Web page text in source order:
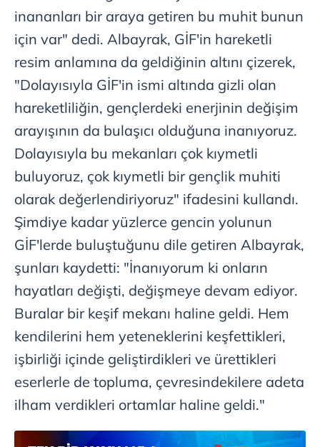
gösterilmeyecektir."
Sizlere daha iyi bir hizmet sunabilmek için İnternet
Sitemizde kendimize ve üçüncü kişilere ait çerezler
kullanılmaktadır. Bu çerezler vasıtasıyla çeşitli kişisel
verileriniz işlenmekte olup gerekli olan çerezler bilgi
toplumu hizmetlerinin sunulması amacıyla
kullanılmaktadır. Diğer çerezler, sitemizin daha işlevsel
kılınması ve kişiselleştirilmesi ve sizlere yönelik
reklam/pazarlama faaliyetlerinin yapılması, amaçlarıyla
sınırlı olarak açık rızanız dahilinde kullanılacaktır.
Çerezlere ilişkin tercihlerinizi aşağıda yer alan panel
vasıtasıyla belirleyebilirsiniz. Çerezlere ilişkin detaylı bilgi
için Ayarlar butonuna tıklayabilir,Çerez Bilgilendirme
Metnimiziziyaret edebilirsiniz.
6698 sayılı Kişisel Verilerin Korunması Kanunu uyarınca
hazırlanmış Aydınlatma Metnimizi okumak ve sitemizde
ilgili mevzuata uygun olarak kullanılan çerezlerle ilgili bilgi
almak için lütfen
tıklayınız
inananları bir araya getiren bu muhit bunun
için var" dedi. Albayrak, GİF'in hareketli
resim anlamına da geldiğinin altını çizerek,
"Dolayısıyla GİF'in ismi altında gizli olan
hareketliliğin, gençlerdeki enerjinin değişim
arayışının da bulaşıcı olduğuna inanıyoruz.
Dolayısıyla bu mekanları çok kıymetli
buluyoruz, çok kıymetli bir gençlik muhiti
olarak değerlendiriyoruz" ifadesini kullandı.
Şimdiye kadar yüzlerce gencin yolunun
GİF'lerde buluştuğunu dile getiren Albayrak,
şunları kaydetti: "İnanıyorum ki onların
hayatları değişti, değişmeye devam ediyor.
Buralar bir keşif mekanı haline geldi. Hem
kendilerini hem yeteneklerini keşfettikleri,
işbirliği içinde geliştirdikleri ve ürettikleri
eserlerle de topluma, çevresindekilere adeta
ilham verdikleri ortamlar haline geldi."